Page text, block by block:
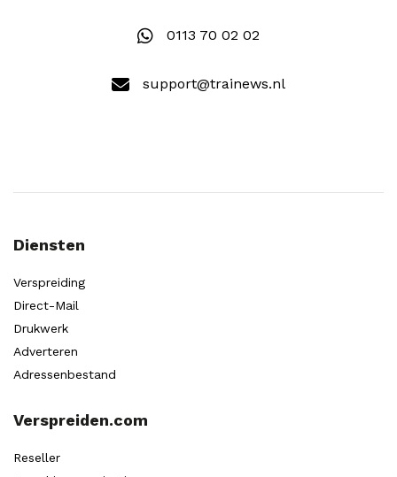
0113 70 02 02
support@trainews.nl
Diensten
Verspreiding
Direct-Mail
Drukwerk
Adverteren
Adressenbestand
Verspreiden.com
Reseller